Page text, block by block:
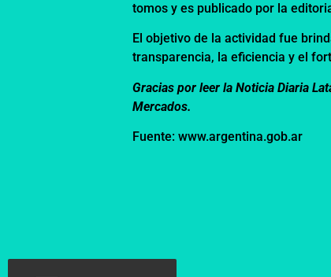
tomos y es publicado por la
El objetivo de la actividad fue
transparencia, la eficiencia y el
Gracias por leer la Noticia Diaria
Mercados.
Fuente: www.argentina.gob.ar